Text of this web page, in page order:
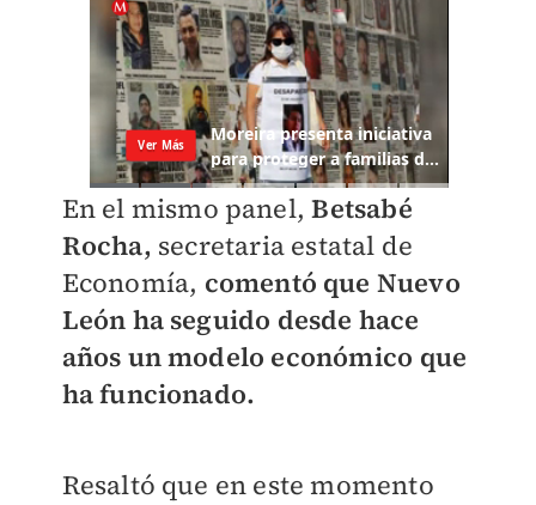
En el mismo panel,Betsabé
Rocha, secretaria estatal de
Economía, comentó que Nuevo
León ha seguido desde hace
años un modelo económico que
ha funcionado.
Resaltó que en este momento